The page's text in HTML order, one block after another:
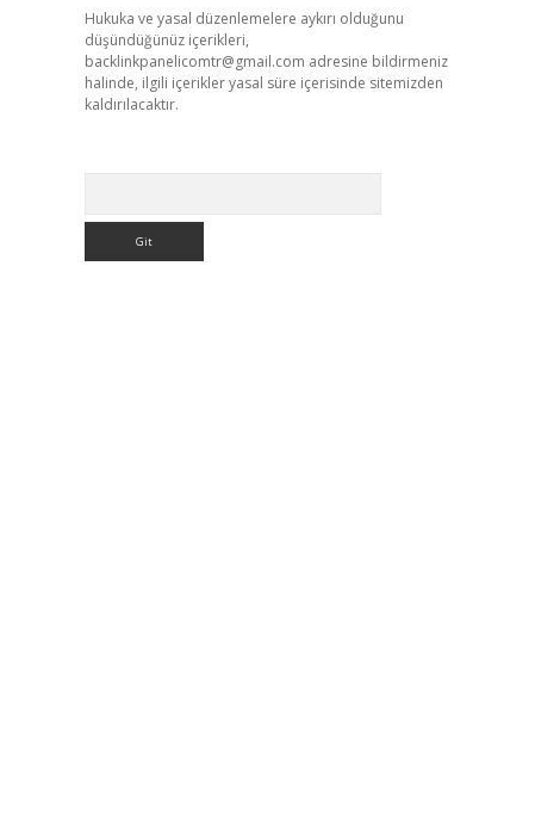
Hukuka ve yasal düzenlemelere aykırı olduğunu
düşündüğünüz içerikleri,
backlinkpanelicomtr@gmail.com adresine bildirmeniz
halinde, ilgili içerikler yasal süre içerisinde sitemizden
kaldırılacaktır.